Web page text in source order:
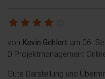
von Kevin Gehlert am 06.
D Projektmanagement
Gute Darstellung und